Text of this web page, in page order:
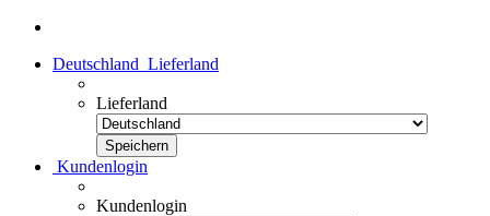
Deutschland Lieferland
Lieferland
Kundenlogin
Kundenlogin